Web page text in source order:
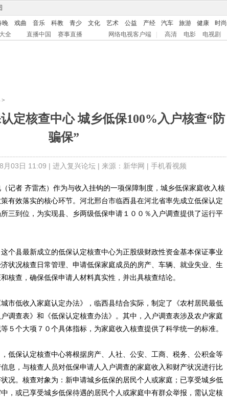
晚 戏曲 音乐 科教 青少 文化 艺术 公益 产经 汽车 旅游 健康 时尚
全 直播中国 赛事直播 网络电视客户端 高清 电影 电视剧
>
定核查中心 城乡低保100%入户核查“防
骗保”
月03日 11:09 | 进入复兴论坛| 来源：新华网 | 手机看视频
者 齐雷杰）作为与收入挂钩的一项保障制度，城乡低保家庭收入核
有效落实的核心环节。河北邢台市临西县在河北省率先成立低保认定
三到位，为实现县、乡两级低保申请１００％入户调查提供了运行平
县最新成立的低保认定核查中心为正股级财政性资金基本保证事业
状况核查日常管理、申请低保家庭成员的房产、车辆、就业失业、生
核查，确保低保申请人材料真实性，并出具核查结论。
低收入家庭认定办法》，临西县结合实际，制定了《农村居民最低
调查表》和《低保认定核查办法》。其中，入户调查表涉及农户家庭
５个大项７０个具体指标，为家庭收入核查提供了科学统一的标准。
保认定核查中心将根据房产、人社、公安、工商、税务、公积金等
息，与核查人员对低保申请人入户调查的家庭收入和财产状况进行比
况。核查对象为：新申请城乡低保的居民个人或家庭；已享受城乡低
，或已享受城乡低保待遇的居民个人或家庭中有群众举报，需认定核